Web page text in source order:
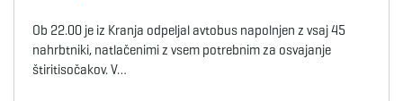
Ob 22.00 je iz Kranja odpeljal avtobus napolnjen z vsaj 45
nahrbtniki, natlačenimi z vsem potrebnim za osvajanje
štiritisočakov. V…